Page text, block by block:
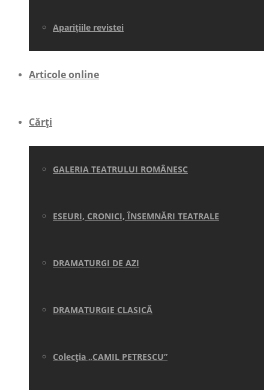
Aparițiile revistei
Articole online
Cărți
GALERIA TEATRULUI ROMÂNESC
ESEURI, CRONICI, ÎNSEMNĂRI TEATRALE
DRAMATURGI DE AZI
DRAMATURGIE CLASICĂ
Colecţia „CAMIL PETRESCU”